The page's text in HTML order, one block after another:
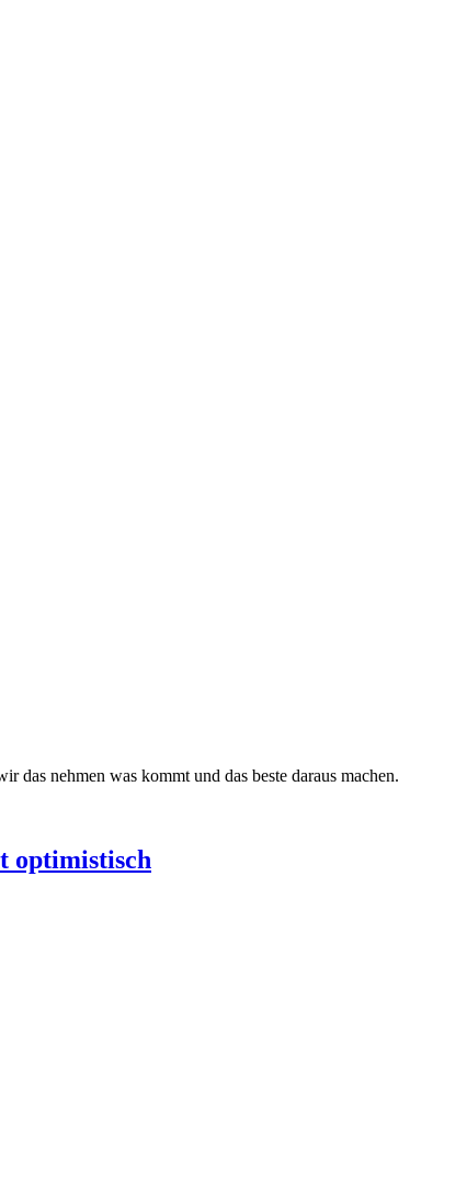
das nehmen was kommt und das beste daraus machen.
optimistisch